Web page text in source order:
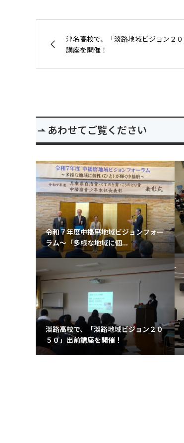
津名高校で、「淡路地域ビジョン２
講座を開催！
あわせてご覧ください
令和７年度中播磨地域ビジョンフォー
ラム～「多様な地域に個...
淡路高校で、「淡路地域ビジョン２０
５０」出前講座を開催！